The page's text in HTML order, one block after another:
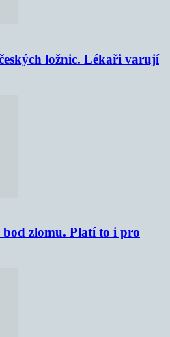
ložnic. Lékaři varují
bod zlomu. Platí to i pro